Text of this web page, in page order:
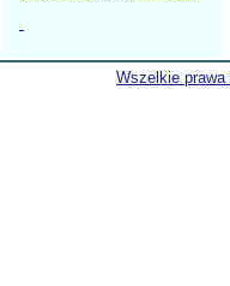
Wszelkie